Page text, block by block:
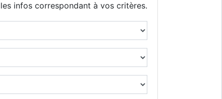
infos correspondant à vos critères.